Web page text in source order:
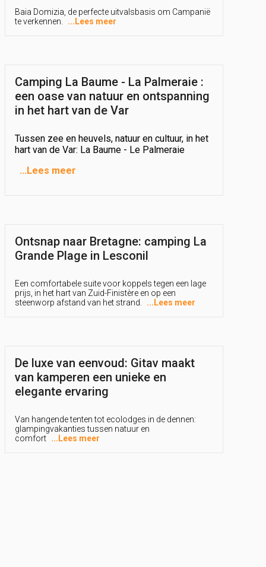
Baia Domizia, de perfecte uitvalsbasis om Campanië
te verkennen.
... Lees meer
Camping La Baume - La Palmeraie :
een oase van natuur en ontspanning
in het hart van de Var
Tussen zee en heuvels, natuur en cultuur, in het
hart van de Var: La Baume - Le Palmeraie
...Lees meer
Ontsnap naar Bretagne: camping La
Grande Plage in Lesconil
Een comfortabele suite voor koppels tegen een lage
prijs, in het hart van Zuid-Finistère en op een
steenworp afstand van het strand.
... Lees meer
De luxe van eenvoud: Gitav maakt
van kamperen een unieke en
elegante ervaring
Van hangende tenten tot ecolodges in de dennen:
glampingvakanties tussen natuur en
comfort ... Lees meer